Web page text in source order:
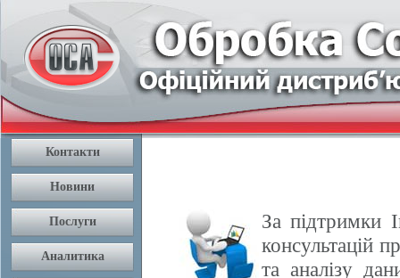
За підтримки
консультацій
та аналізу